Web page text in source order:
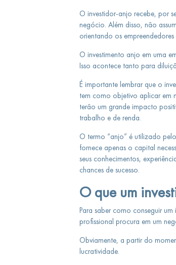
O investidor-anjo recebe, por
negócio. Além disso, não
orientando os
O investimento anjo em uma
Isso acontece tanto para
É importante lembrar que o
tem como objetivo aplicar em
terão um grande impacto
trabalho e de renda.
O termo “anjo” é utilizado
fornece apenas o capital
seus conhecimentos,
chances de sucesso.
O que um
Para saber como conseguir
profissional procura em um
Obviamente, a partir do
lucratividade.